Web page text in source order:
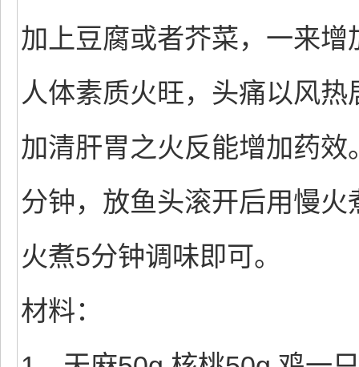
加上豆腐或者芥菜，一来
人体素质火旺，头痛以风
加清肝胃之火反能增加药
分钟，放鱼头滚开后用慢
火煮5分钟调味即可。
材料：